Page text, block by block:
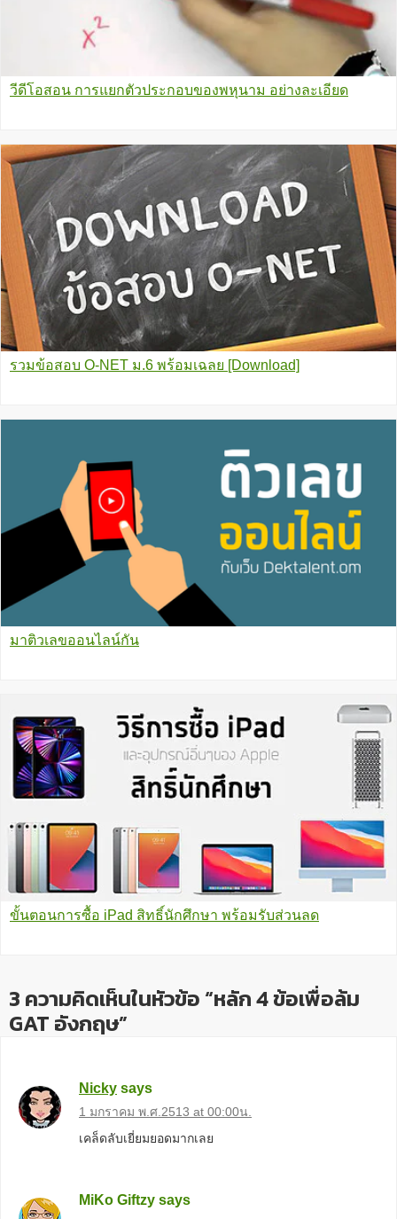
วีดีโอสอน การแยกตัวประกอบของพหุนาม อย่างละเอียด
รวมข้อสอบ O-NET ม.6 พร้อมเฉลย [Download]
มาติวเลขออนไลน์กัน
ขั้นตอนการซื้อ iPad สิทธิ์นักศึกษา พร้อมรับส่วนลด
3 ความคิดเห็นในหัวข้อ “หลัก 4 ข้อเพื่อล้ม
GAT อังกฤษ”
Nicky says
1 มกราคม พ.ศ.2513 at 00:00น.
เคล็ดลับเยี่ยมยอดมากเลย
MiKo Giftzy says